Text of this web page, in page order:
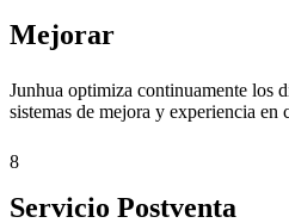
Mejorar
Junhua optimiza continuamente los
sistemas de mejora y experiencia en
8
Servicio Postventa